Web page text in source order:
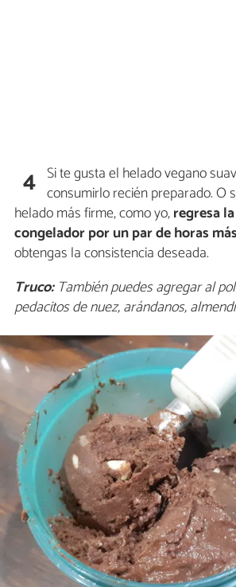
4 Si te gusta el helado vegano
consumirlo recién preparado. O
helado más firme, como yo,regresa
congelador por un par de horas más
obtengas la consistencia deseada.
Truco:También puedes agregar al
pedacitos de nuez, arándanos,